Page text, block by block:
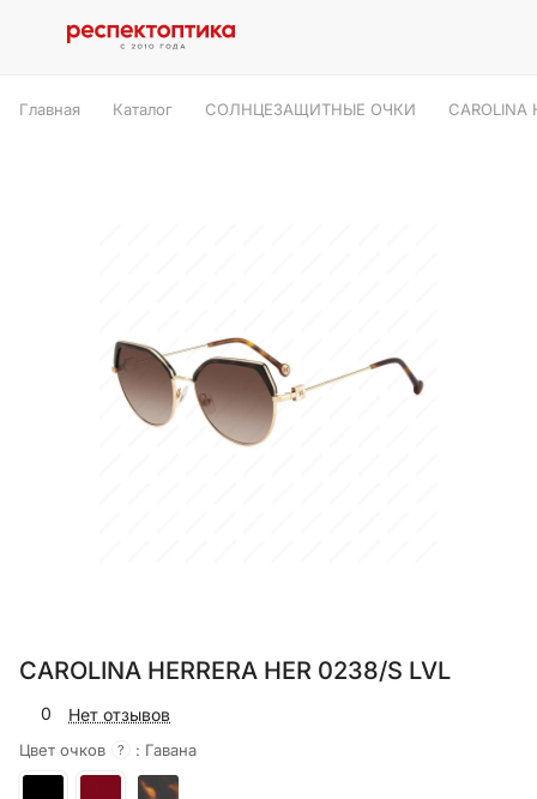
Главная Каталог СОЛНЦЕЗАЩИТНЫЕ ОЧКИ CAROLINA
CAROLINA HERRERA HER 0238/S LVL
0 Нет отзывов
Цвет очков ? : Гавана